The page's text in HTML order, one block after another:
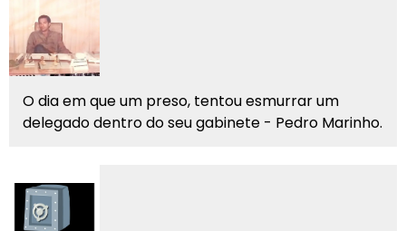
O dia em que um preso, tentou esmurrar um
delegado dentro do seu gabinete - Pedro Marinho.